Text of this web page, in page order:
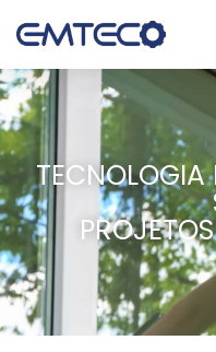
TECNOLOGIA